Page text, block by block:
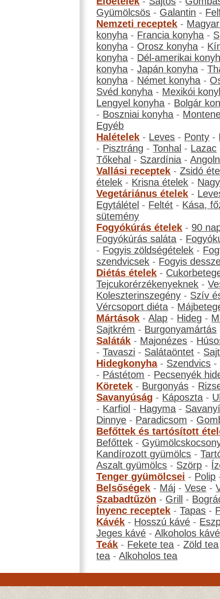
Gyümölcsös - Galantin -
Nemzeti receptek -
konyha - Francia konyha -
konyha - Orosz konyha -
konyha - Dél-amerikai
konyha -Japán konyha -
konyha - Német konyha -
Svéd konyha - Mexikói
Lengyel konyha - Bolgár
- Boszniai konyha -
Egyéb
Halételek - Leves - Ponty -
- Pisztráng -Tonhal - Lazac
Tőkehal - Szardínia -
Vallási receptek -Zsidó
ételek - Krisna ételek -
Vegetáriánus ételek -
Egytálétel - Feltét - Kása,
sütemény
Fogyókúrás ételek - 90
Fogyókúrás saláta -
- Fogyis zöldségételek -
szendvicsek - Fogyis
Diétás ételek -
Tejcukorérzékenyeknek -
Koleszterinszegény - Szív
Vércsoport diéta -
Mártások -Alap - Hideg -
Sajtkrém - Burgonyamártás
Saláták - Majonézes -
-Tavaszi - Salátaöntet -
Hidegkonyha- Szendvics -
- Pástétom - Pecsenyék
Köretek - Burgonyás -
Savanyúság - Káposzta -
- Karfiol - Hagyma -
Dinnye - Paradicsom -
Befőttek és tartósított
Befőttek -
Kandírozott gyümölcs -
Aszalt gyümölcs - Szörp -
Tenger gyümölcsei - Polip
Belsőségek - Máj -Vese -
Szabadtűzön - Grill -
Ínyenc receptek -Tapas -
Kávék - Hosszú kávé -
Jeges kávé -Alkoholos kávé
Teák - Fekete tea -Zöld tea
tea -Alkoholos tea